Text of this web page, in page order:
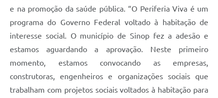
e na promoção da saúde pública. “O Periferia Viva é um
programa do Governo Federal voltado à habitação de
interesse social. O município de Sinop fez a adesão e
estamos aguardando a aprovação. Neste primeiro
momento, estamos convocando as empresas,
construtoras, engenheiros e organizações sociais que
trabalham com projetos sociais voltados à habitação para